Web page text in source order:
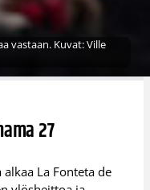
vastaan. Kuvat: Ville
27
La Fonteta de